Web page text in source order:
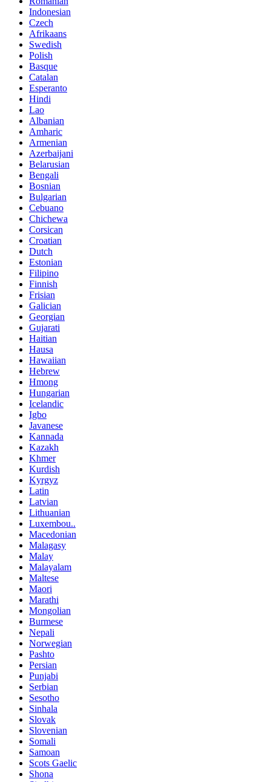
Indonesian
Czech
Afrikaans
Swedish
Polish
Basque
Catalan
Esperanto
Hindi
Lao
Albanian
Amharic
Armenian
Azerbaijani
Belarusian
Bengali
Bosnian
Bulgarian
Cebuano
Chichewa
Corsican
Croatian
Dutch
Estonian
Filipino
Finnish
Frisian
Galician
Georgian
Gujarati
Haitian
Hausa
Hawaiian
Hebrew
Hmong
Hungarian
Icelandic
Igbo
Javanese
Kannada
Kazakh
Khmer
Kurdish
Kyrgyz
Latin
Latvian
Lithuanian
Luxembou..
Macedonian
Malagasy
Malay
Malayalam
Maltese
Maori
Marathi
Mongolian
Burmese
Nepali
Norwegian
Pashto
Persian
Punjabi
Serbian
Sesotho
Sinhala
Slovak
Slovenian
Somali
Samoan
Scots Gaelic
Shona